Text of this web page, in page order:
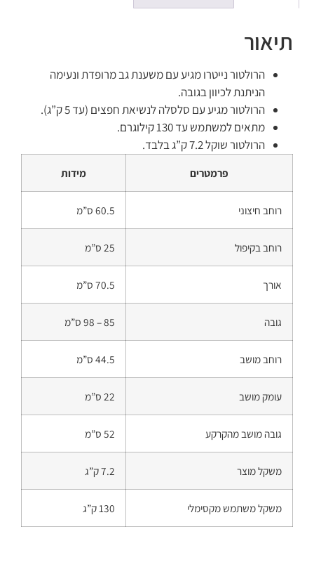
תיאור
הרולטור נייטרו מגיע עם משענת גב מרופדת ונעימה
הניתנת לכיוון בגובה.
הרולטור מגיע עם סלסלה לנשיאת חפצים (עד 5 ק”ג).
מתאים למשתמש עד 130 קילוגרם.
הרולטור שוקל 7.2 ק”ג בלבד.
פרמטרים מידות
רוחב חיצוני 60.5 ס”מ
רוחב בקיפול 25 ס”מ
אורך 70.5 ס”מ
גובה 85 – 98 ס”מ
רוחב מושב 44.5 ס”מ
עומק מושב 22 ס”מ
גובה מושב מהקרקע 52 ס”מ
משקל מוצר 7.2 ק”ג
משקל משתמש מקסימלי 130 ק”ג